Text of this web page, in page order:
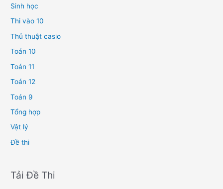
Sinh học
Thi vào 10
Thủ thuật casio
Toán 10
Toán 11
Toán 12
Toán 9
Tổng hợp
Vật lý
Đề thi
Tải Đề Thi